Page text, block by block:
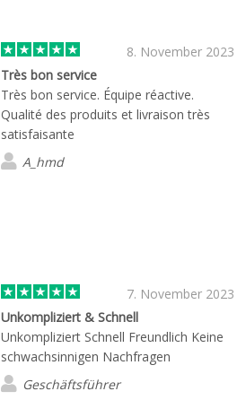
8. November 2023
Très bon service
Très bon service. Équipe réactive.
Qualité des produits et livraison très
satisfaisante
A_hmd
7. November 2023
Unkompliziert & Schnell
Unkompliziert Schnell Freundlich Keine
schwachsinnigen Nachfragen
Geschäftsführer